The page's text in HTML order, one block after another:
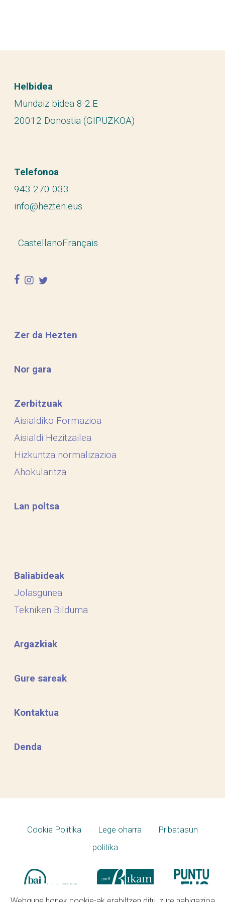
Helbidea
Mundaiz bidea 8-2.E
20012 Donostia (GIPUZKOA)
Telefonoa
943 270 033
info@hezten.eus
CastellanoFrançais
facebook
instagram
twitter
Zer da Hezten
Nor gara
Zerbitzuak
Aisialdiko Formazioa
Aisialdi Hezitzailea
Hizkuntza normalizazioa
Ahokularitza
Lan poltsa
Baliabideak
Jolasgunea
Tekniken Bilduma
Argazkiak
Gure sareak
Kontaktua
Denda
Cookie Politika Lege oharra
Pribatasun
politika